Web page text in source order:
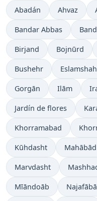
Abadán Ahvaz
Bandar Abbas
Birjand Bojnūrd
Bushehr
Gorgān Ilām
Jardín de flores
Khorramabad
Kūhdasht Mahābād
Marvdasht
Mīāndoāb